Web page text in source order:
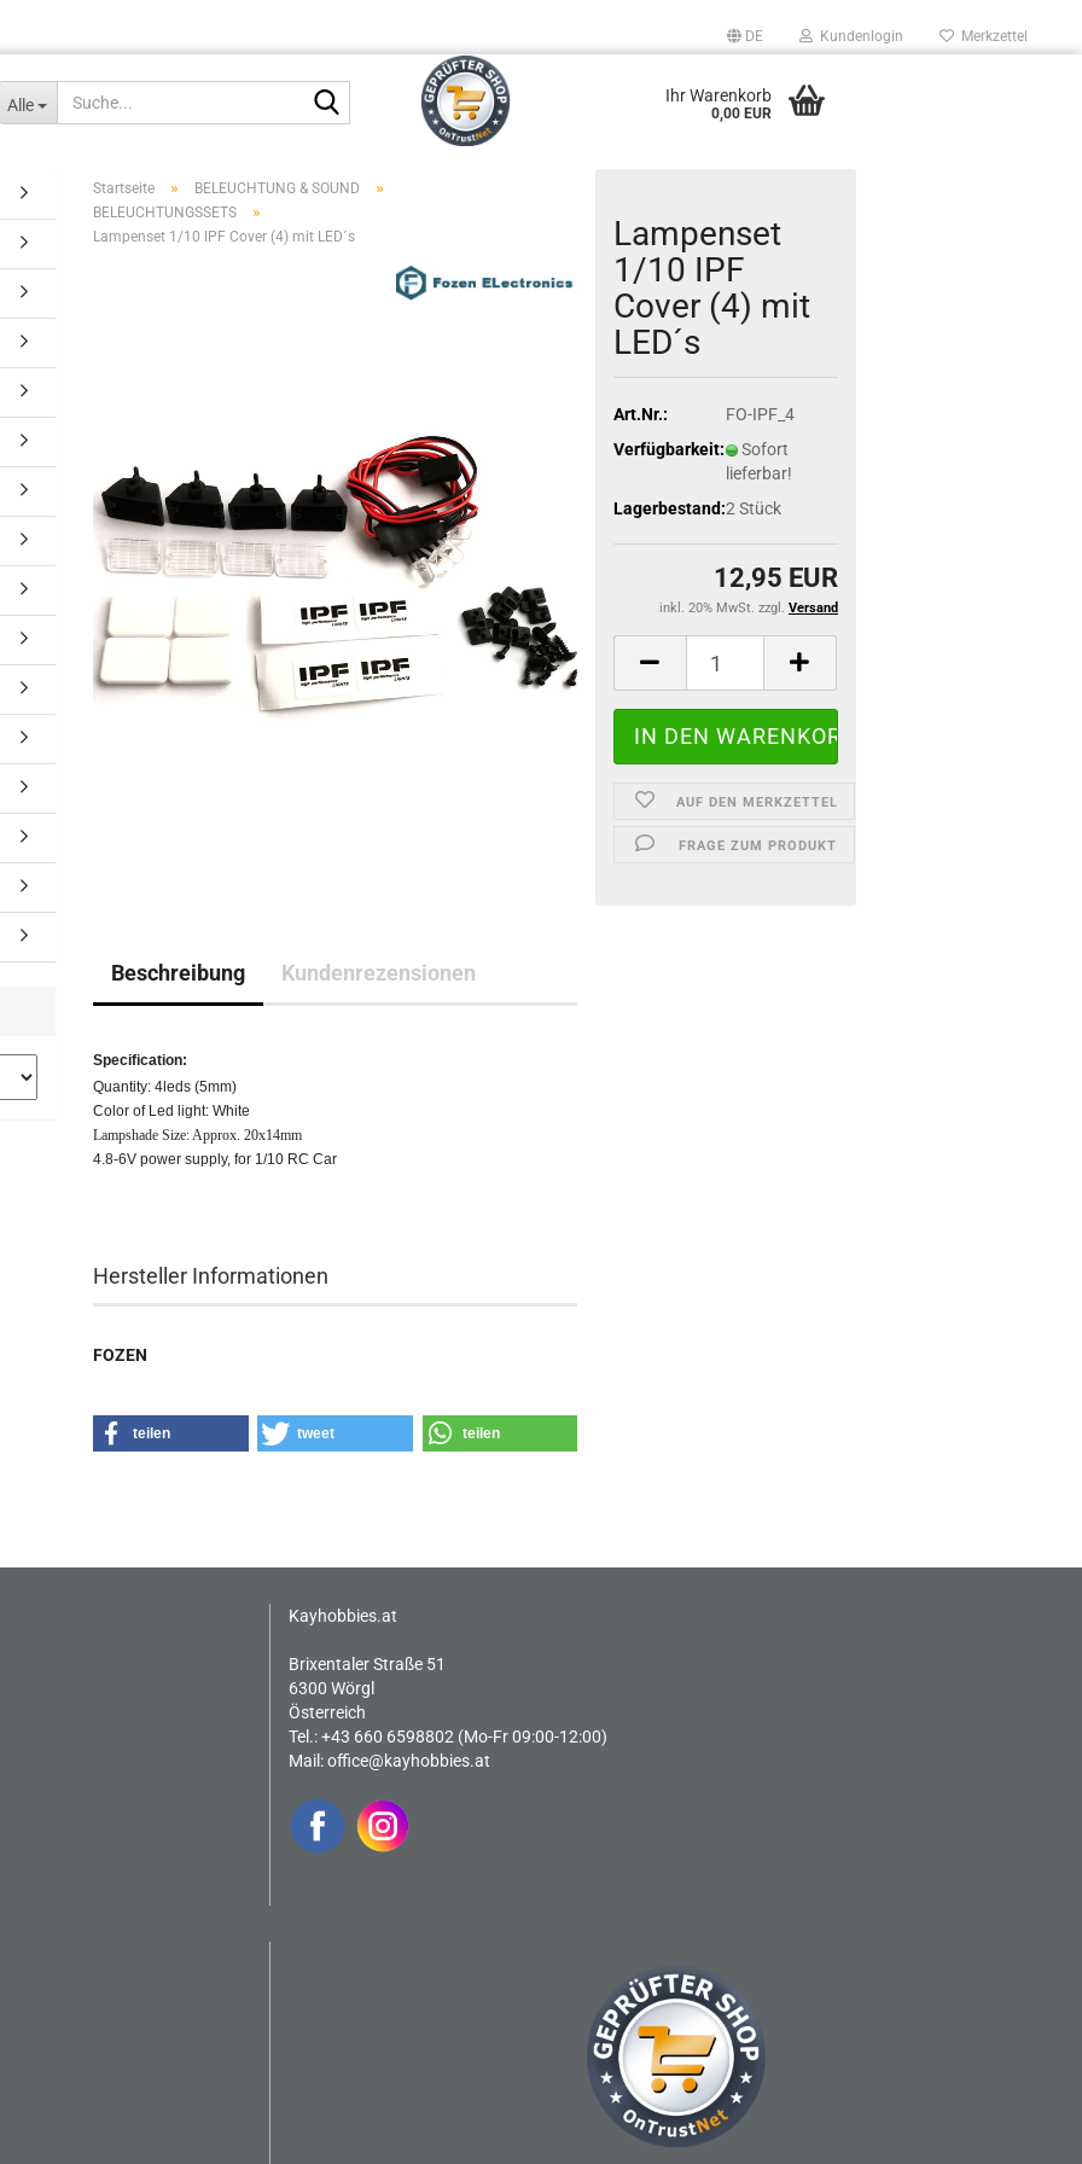
DE Kundenlogin Merkzettel
Alle Ihr Warenkorb
0,00 EUR
Startseite » BELEUCHTUNG & SOUND »
BELEUCHTUNGSSETS »
Lampenset 1/10 IPF Cover (4) mit LED´s
Lampenset
1/10 IPF
Cover (4) mit
LED´s
Art.Nr.:
FO-IPF_4
Verfügbarkeit:
Sofort
lieferbar!
Lagerbestand:2 Stück
12,95 EUR
inkl. 20% MwSt. zzgl. Versand
AUF DEN MERKZETTEL
FRAGE ZUM PRODUKT
Beschreibung Kundenrezensionen
Specification:
Quantity: 4leds (5mm)
Color of Led light: White
Lampshade Size: Approx. 20x14mm
4.8-6V power supply, for 1/10 RC Car
Hersteller Informationen
FOZEN
teilen tweet teilen
Kayhobbies.at
Brixentaler Straße 51
6300 Wörgl
Österreich
Tel.: +43 660 6598802 (Mo-Fr 09:00-12:00)
Mail:office@kayhobbies.at